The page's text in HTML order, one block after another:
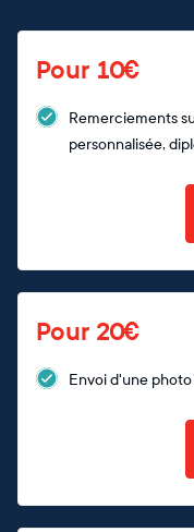
Pour 10€
Remerciements
personnalisée,
Pour 20€
Envoi d'une